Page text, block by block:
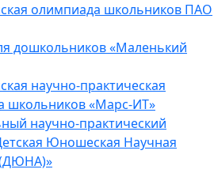
олимпиада школьников ПАО
дошкольников «Маленький
научно-практическая
школьников «Марс-ИТ»
научно-практический
Юношеская Научная